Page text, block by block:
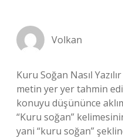
Volkan
Kuru Soğan Nasıl
metin yer yer tahmin
konuyu düşününce
“Kuru soğan”
yani “kuru soğan”